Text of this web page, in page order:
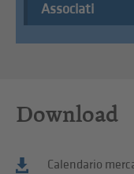
Associati
Download
Calendario